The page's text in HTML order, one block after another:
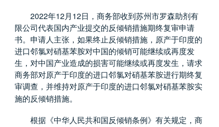
2022年12月 12日，商务部收到苏州市罗森助剂有
限公司代表国内产业提交的反倾销措施期终复审申请
书。申请人主张，如果终止反倾销措施，原产于印度的
进口邻氯对硝基苯胺对中国的倾销可能继续或再度发
生，对中国产业造成的损害可能继续或再度发生，请求
商务部对原产于印度的进口邻氯对硝基苯胺进行期终复
审调查，并维持对原产于印度的进口邻氯对硝基苯胺实
施的反倾销措施。
根据《中华人民共和国反倾销条例》有关规定，商